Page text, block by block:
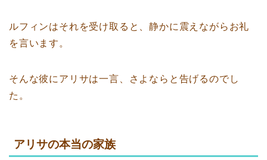
ルフィンはそれを受け取ると、静かに震えながらお礼
を言います。
そんな彼にアリサは一言、さよならと告げるのでし
た。
アリサの本当の家族